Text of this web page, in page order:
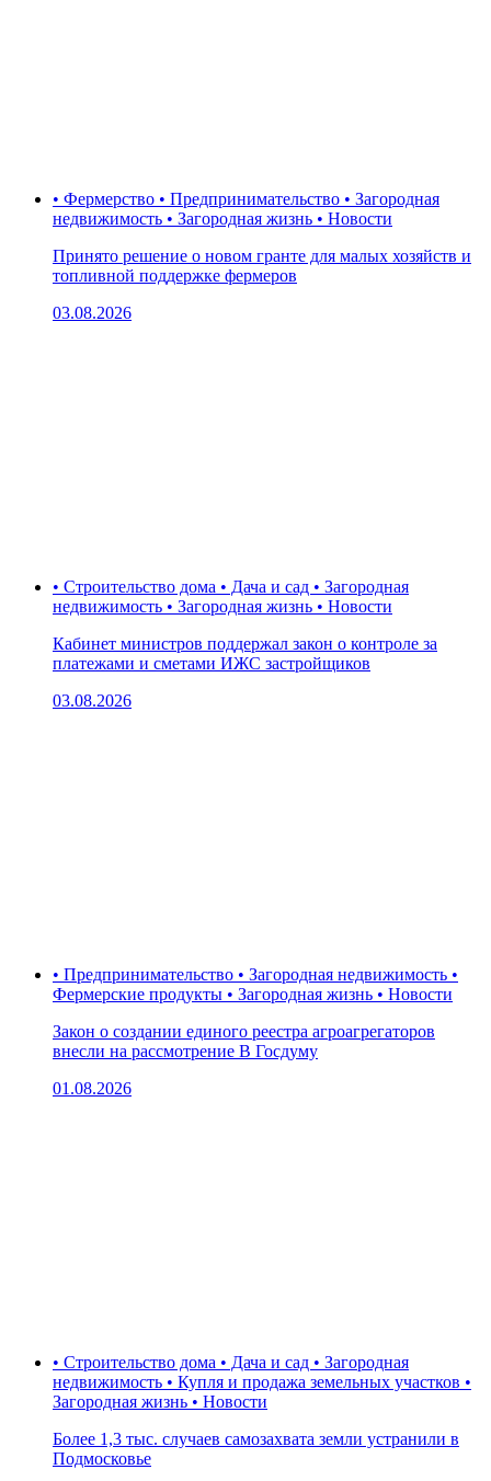
• Фермерство • Предпринимательство • Загородная
недвижимость • Загородная жизнь • Новости
Принято решение о новом гранте для малых хозяйств и
топливной поддержке фермеров
03.08.2026
• Строительство дома • Дача и сад • Загородная
недвижимость • Загородная жизнь • Новости
Кабинет министров поддержал закон о контроле за
платежами и сметами ИЖС застройщиков
03.08.2026
• Предпринимательство • Загородная недвижимость •
Фермерские продукты • Загородная жизнь • Новости
Закон о создании единого реестра агроагрегаторов
внесли на рассмотрение В Госдуму
01.08.2026
• Строительство дома • Дача и сад • Загородная
недвижимость • Купля и продажа земельных участков •
Загородная жизнь • Новости
Более 1,3 тыс. случаев самозахвата земли устранили в
Подмосковье